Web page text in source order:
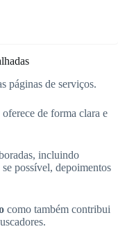
páginas de serviços.
de forma clara e
incluindo
possível, depoimentos
como também contribui